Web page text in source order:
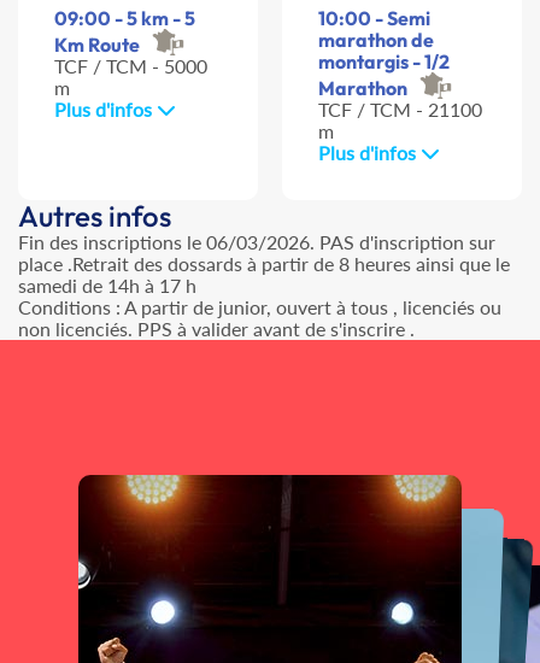
09:00 - 5 km - 5
Km Route
TCF / TCM - 5000
m
Plus d'infos
10:00 - Semi
marathon de
montargis - 1/2
Marathon
TCF / TCM - 21100
m
Plus d'infos
Autres infos
Fin des inscriptions le 06/03/2026. PAS d'inscription sur
place .Retrait des dossards à partir de 8 heures ainsi que le
samedi de 14h à 17 h
Conditions : A partir de junior, ouvert à tous , licenciés ou
non licenciés. PPS à valider avant de s'inscrire .